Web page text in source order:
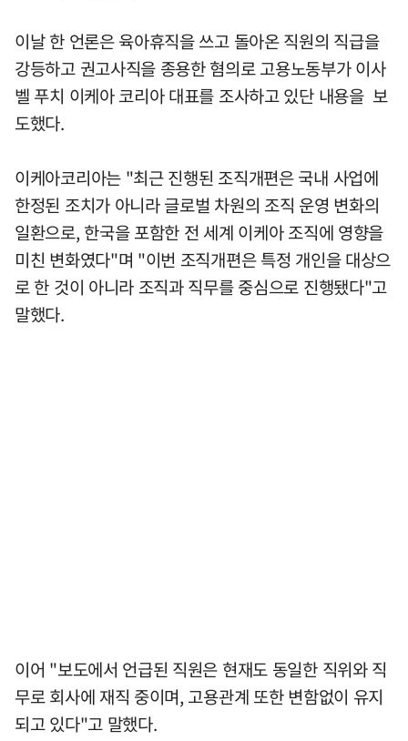
이날 한 언론은 육아휴직을 쓰고 돌아온 직원의 직급을
강등하고 권고사직을 종용한 혐의로 고용노동부가 이사
벨 푸치 이케아 코리아 대표를 조사하고 있단 내용을 보
도했다.
이케아코리아는 "최근 진행된 조직개편은 국내 사업에
한정된 조치가 아니라 글로벌 차원의 조직 운영 변화의
일환으로, 한국을 포함한 전 세계 이케아 조직에 영향을
미친 변화였다"며 "이번 조직개편은 특정 개인을 대상으
로 한 것이 아니라 조직과 직무를 중심으로 진행됐다"고
말했다.
이어 "보도에서 언급된 직원은 현재도 동일한 직위와 직
무로 회사에 재직 중이며, 고용관계 또한 변함없이 유지
되고 있다"고 말했다.